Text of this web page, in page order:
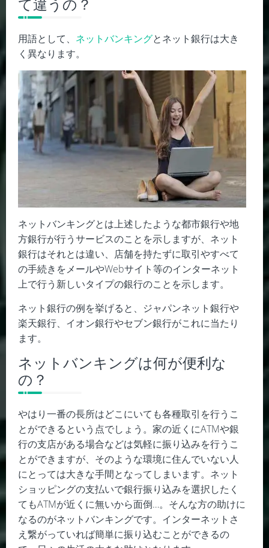
て違うの？
用語として、 ネットバンキングとネット銀行は大き
く異なります。
ネットバンキングとは上述したような都市銀行や地
方銀行が行うサービスのことを示しますが、ネット
銀行はそれとは違い、店舗を持たずに取引やすべて
の手続きをメールやWebサイト等のインターネット
上で行う新しいタイプの銀行のことを示します。
ネット銀行の例を挙げると、ジャパンネット銀行や
楽天銀行、イオン銀行やセブン銀行がこれに当たり
ます。
ネットバンキングは何が便利な
の？
やはり一番の長所はどこにいても各種取引を行うこ
とができるという点でしょう。家の近くにATMや銀
行の支店がある場合などは気軽に振り込みを行うこ
とができますが、そのような環境に住んでいない人
にとっては大きな手間となってしまいます。ネット
ショッピングの支払いで銀行振り込みを選択したく
てもATMが近くに無いから面倒…。そんな方の助けに
なるのがネットバンキングです。インターネットさ
え繋がっていれば簡単に振り込むことができるの